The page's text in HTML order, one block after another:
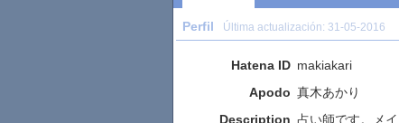
Perfil Última actualización: 31-05-2016
Hatena ID makiakari
Apodo 真木あかり
Description 占い師です。メ